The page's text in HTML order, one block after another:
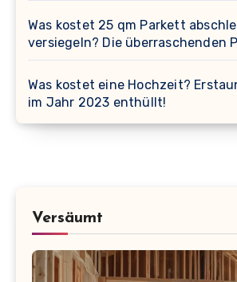
Was kostet 25 qm Parkett
versiegeln? Die überraschenden
Was kostet eine Hochzeit?
im Jahr 2023 enthüllt!
Versäumt